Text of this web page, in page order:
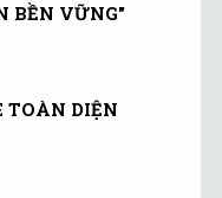
BỀN VỮNG"
TOÀN DIỆN